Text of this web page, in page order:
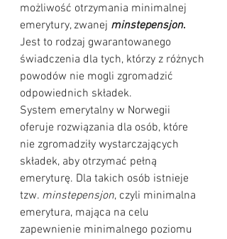
możliwość otrzymania minimalnej
emerytury, zwanej minstepensjon.
Jest to rodzaj gwarantowanego
świadczenia dla tych, którzy z różnych
powodów nie mogli zgromadzić
odpowiednich składek.
System emerytalny w Norwegii
oferuje rozwiązania dla osób, które
nie zgromadziły wystarczających
składek, aby otrzymać pełną
emeryturę. Dla takich osób istnieje
tzw. minstepensjon, czyli minimalna
emerytura, mająca na celu
zapewnienie minimalnego poziomu